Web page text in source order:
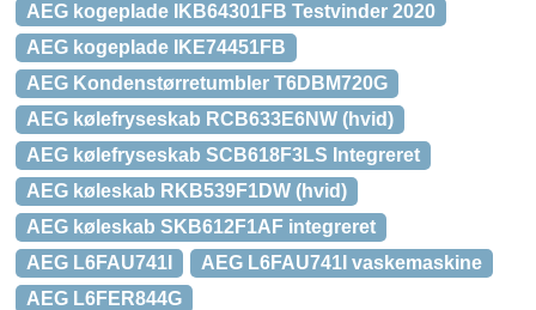
AEG kogeplade IKB64301FB Testvinder 2020
AEG kogeplade IKE74451FB
AEG Kondenstørretumbler T6DBM720G
AEG kølefryseskab RCB633E6NW (hvid)
AEG kølefryseskab SCB618F3LS Integreret
AEG køleskab RKB539F1DW (hvid)
AEG køleskab SKB612F1AF integreret
AEG L6FAU741I
AEG L6FAU741I vaskemaskine
AEG L6FER844G